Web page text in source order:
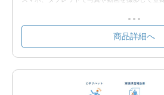
クラウド環境の為、Web使用が出来れば簡単に
【選択できる機能】
商品詳細へ